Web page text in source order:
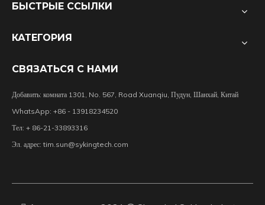
БЫСТРЫЕ ССЫЛКИ
КАТЕГОРИЯ
СВЯЗАТЬСЯ С НАМИ
Добавить: комната 1301, No. 567, Road Xuanqiu, Пудун, Шанхай, Китай
WhatsApp: +86 - 13918234520
Тел: + 86-21-33893316
Эл. адрес: tim.sun@sykingtech.com